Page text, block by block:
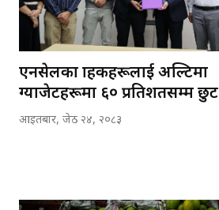
एनसेलका ग्राहकहरूलाई अल्टिमा
ग्याजेटहरूमा ६० प्रतिशतसम्म छुट
आइतबार, जेठ २४, २०८३